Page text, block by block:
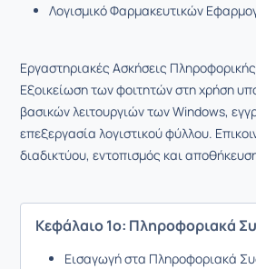
Λογισμικό Φαρμακευτικών
Εργαστηριακές Ασκήσεις Πληροφορικής
Εξοικείωση των φοιτητών στη χρήση
βασικών λειτουργιών των Windows,
επεξεργασία λογιστικού φύλλου.
διαδικτύου, εντοπισμός και
Κεφάλαιο 1ο: Πληροφοριακά
Εισαγωγή στα Πληροφοριακά